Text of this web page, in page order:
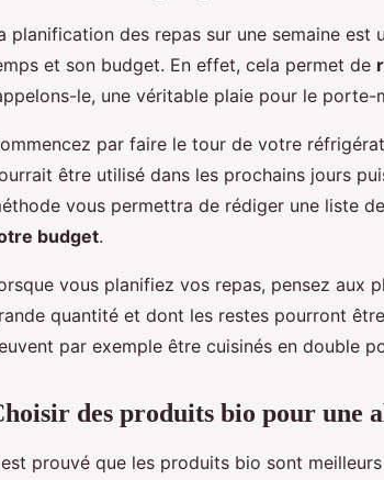
planification des repas sur une semaine
et son budget. En effet, cela permet de
le, une véritable plaie pour le porte-
par faire le tour de votre
être utilisé dans les prochains jours
vous permettra de rédiger une liste
budget.
vous planifiez vos repas, pensez aux
quantité et dont les restes pourront
par exemple être cuisinés en double
des produits bio pour une
prouvé que les produits bio sont